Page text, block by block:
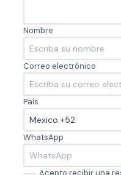
Nombre
Correo electrónico
País
WhatsApp
Acepto recibir una